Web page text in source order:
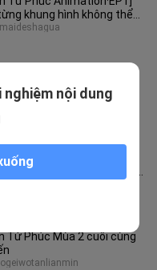
khung hình không thể
và còi, Dưới
bốn mươi truyện tranh
ấm áp & ngọt
to the Moon>|<Natsu no
Tứ Phúc Mùa 2 cuối cùng
nội dung